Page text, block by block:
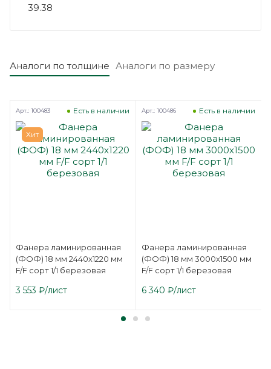
39.38
Аналоги по толщине Аналоги по размеру
Хит
Фанера ламинированная
(ФОФ) 18 мм 2440х1220 мм
F/F сорт 1/1 березовая
Есть в наличии
Арт.: 100483
3 553 ₽/лист
Фанера ламинированная
(ФОФ) 18 мм 3000х1500 мм
F/F сорт 1/1 березовая
Есть в наличии
Арт.: 100486
6 340 ₽/лист